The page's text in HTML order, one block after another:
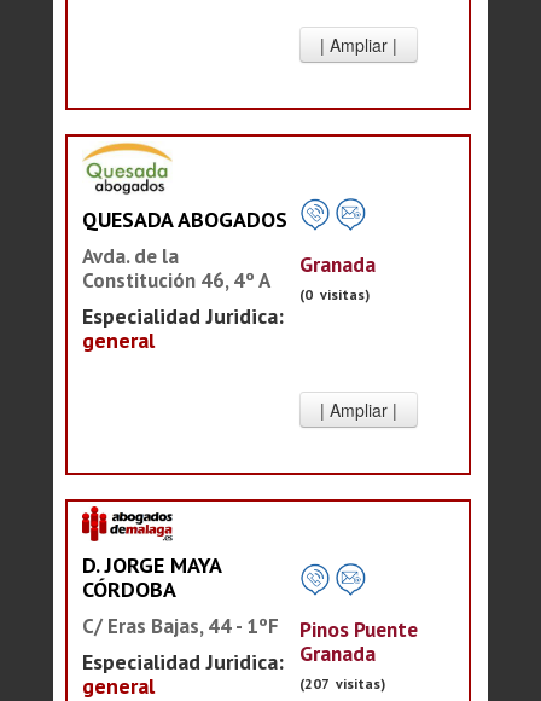
QUESADA ABOGADOS
Avda. de la
Constitución 46, 4º A
Especialidad Juridica:
general
Granada
(0 visitas)
D. JORGE MAYA
CÓRDOBA
C/ Eras Bajas, 44 - 1ºF
Especialidad Juridica:
general
Pinos Puente
Granada
(207 visitas)